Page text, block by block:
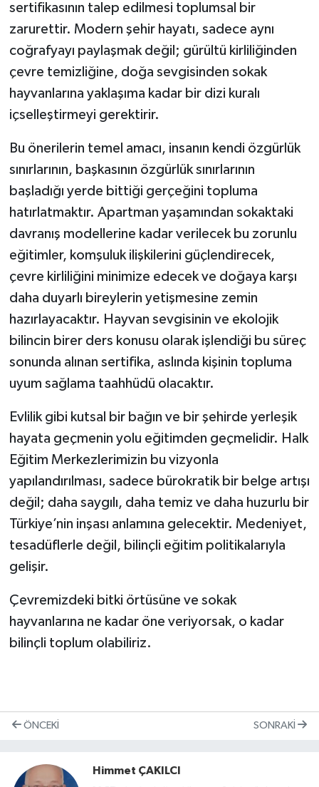
sertifikasının talep edilmesi toplumsal bir
zarurettir. Modern şehir hayatı, sadece aynı
coğrafyayı paylaşmak değil; gürültü kirliliğinden
çevre temizliğine, doğa sevgisinden sokak
hayvanlarına yaklaşıma kadar bir dizi kuralı
içselleştirmeyi gerektirir.
Bu önerilerin temel amacı, insanın kendi özgürlük
sınırlarının, başkasının özgürlük sınırlarının
başladığı yerde bittiği gerçeğini topluma
hatırlatmaktır. Apartman yaşamından sokaktaki
davranış modellerine kadar verilecek bu zorunlu
eğitimler, komşuluk ilişkilerini güçlendirecek,
çevre kirliliğini minimize edecek ve doğaya karşı
daha duyarlı bireylerin yetişmesine zemin
hazırlayacaktır. Hayvan sevgisinin ve ekolojik
bilincin birer ders konusu olarak işlendiği bu süreç
sonunda alınan sertifika, aslında kişinin topluma
uyum sağlama taahhüdü olacaktır.
Evlilik gibi kutsal bir bağın ve bir şehirde yerleşik
hayata geçmenin yolu eğitimden geçmelidir. Halk
Eğitim Merkezlerimizin bu vizyonla
yapılandırılması, sadece bürokratik bir belge artışı
değil; daha saygılı, daha temiz ve daha huzurlu bir
Türkiye’nin inşası anlamına gelecektir. Medeniyet,
tesadüflerle değil, bilinçli eğitim politikalarıyla
gelişir.
Çevremizdeki bitki örtüsüne ve sokak
hayvanlarına ne kadar öne veriyorsak, o kadar
bilinçli toplum olabiliriz.
ÖNCEKI SONRAKI
Himmet ÇAKILCI